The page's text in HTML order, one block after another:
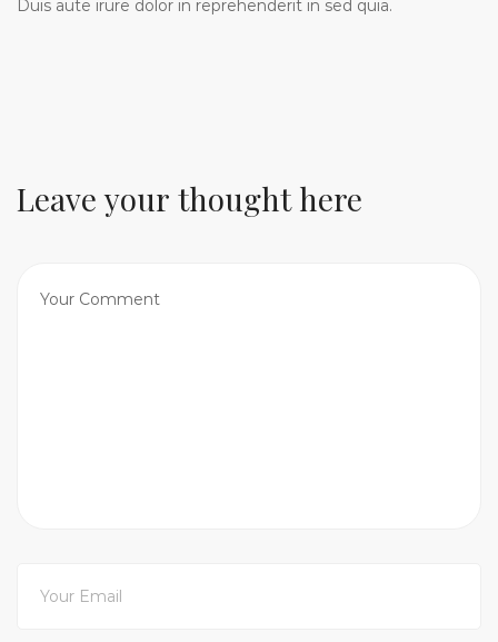
Duis aute irure dolor in reprehenderit in sed quia.
Leave your thought here